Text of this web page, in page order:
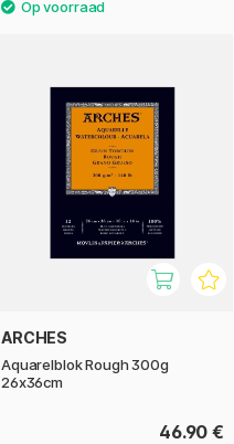
ARCHES
Aquarelblok Rough 300g
26x36cm
46.90 €